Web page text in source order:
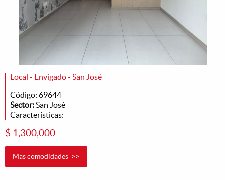
Local - Envigado - San José
Código: 69644
Sector:San José
Características:
$ 1,300,000
Mas comodidades >>